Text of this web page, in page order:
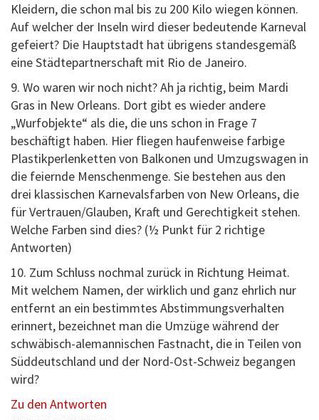
Kleidern, die schon mal bis zu 200 Kilo wiegen können.
Auf welcher der Inseln wird dieser bedeutende Karneval
gefeiert? Die Hauptstadt hat übrigens standesgemäß
eine Städtepartnerschaft mit Rio de Janeiro.
9. Wo waren wir noch nicht? Ah ja richtig, beim Mardi
Gras in New Orleans. Dort gibt es wieder andere
„Wurfobjekte“ als die, die uns schon in Frage 7
beschäftigt haben. Hier fliegen haufenweise farbige
Plastikperlenketten von Balkonen und Umzugswagen in
die feiernde Menschenmenge. Sie bestehen aus den
drei klassischen Karnevalsfarben von New Orleans, die
für Vertrauen/Glauben, Kraft und Gerechtigkeit stehen.
Welche Farben sind dies? (½ Punkt für 2 richtige
Antworten)
10. Zum Schluss nochmal zurück in Richtung Heimat.
Mit welchem Namen, der wirklich und ganz ehrlich nur
entfernt an ein bestimmtes Abstimmungsverhalten
erinnert, bezeichnet man die Umzüge während der
schwäbisch-alemannischen Fastnacht, die in Teilen von
Süddeutschland und der Nord-Ost-Schweiz begangen
wird?
Zu den Antworten